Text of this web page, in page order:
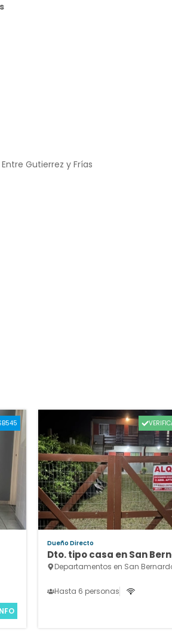
Gutierrez y Frías
Dueño Directo
Dto. tipo casa en San
Departamentos en San
Hasta 6 personas